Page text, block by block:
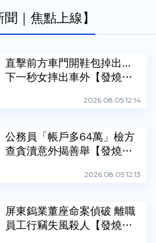
聞｜焦點上線】
直擊前方車門開鞋包掉出...
下一秒女摔出車外【發燒話
2026.08.05 12:14
公務員「帳戶多64萬」檢方
查貪瀆意外揭善舉【發燒話
2026.08.05 12:13
屏東鎢業董座命案偵破 離職
員工行竊失風殺人【發燒話